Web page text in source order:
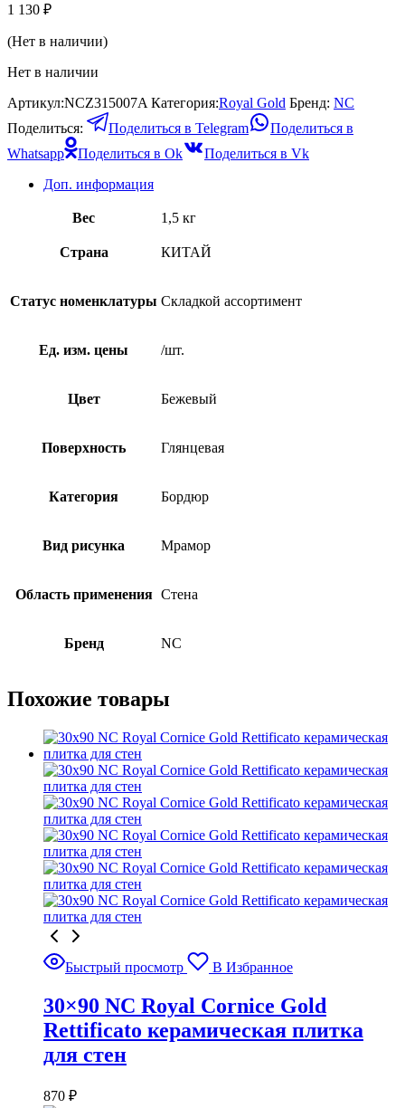
1 130 ₽
(Нет в наличии)
Нет в наличии
Артикул:NCZ315007A Категория:Royal Gold Бренд: NС
Поделиться:
Поделиться в Telegram
Поделиться в
Whatsapp
Поделиться в Ok
Поделиться в Vk
Доп. информация
Вес 1,5 кг
Страна КИТАЙ
Статус номенклатуры Складкой ассортимент
Ед. изм. цены /шт.
Цвет Бежевый
Поверхность Глянцевая
Категория Бордюр
Вид рисунка Мрамор
Область применения Стена
Бренд NC
Похожие товары
Быстрый просмотр В Избранное
30×90 NC Royal Cornice Gold
Rettificato керамическая плитка
для стен
870 ₽